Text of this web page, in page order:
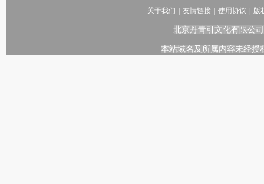
关于我们 友情链接 使用协议 版
北京丹青引文化有限公
本站域名及所属内容未经授